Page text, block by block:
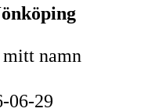
namn
06-29